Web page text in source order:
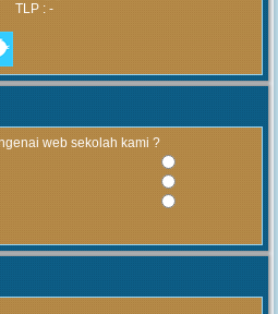
TLP : -
web sekolah kami ?